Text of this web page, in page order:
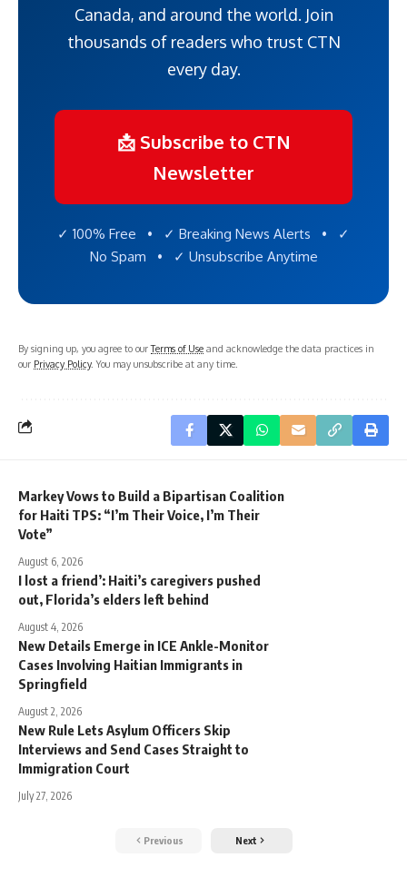
Canada, and around the world. Join
thousands of readers who trust CTN
every day.
📩 Subscribe to CTN
Newsletter
✓ 100% Free • ✓ Breaking News Alerts • ✓
No Spam • ✓ Unsubscribe Anytime
By signing up, you agree to ourTerms of Use and acknowledge the data practices in
our Privacy Policy. You may unsubscribe at any time.
Markey Vows to Build a Bipartisan Coalition
for Haiti TPS: “I’m Their Voice, I’m Their
Vote”
August 6, 2026
I lost a friend’: Haiti’s caregivers pushed
out, Florida’s elders left behind
August 4, 2026
New Details Emerge in ICE Ankle-Monitor
Cases Involving Haitian Immigrants in
Springfield
August 2, 2026
New Rule Lets Asylum Officers Skip
Interviews and Send Cases Straight to
Immigration Court
July 27, 2026
Previous Next